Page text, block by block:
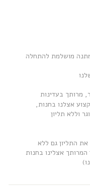
מתנה מושלמת להתחלה
סוגר, מרותך בעדינות
אצלנו בחנות,
וללא תליון
התליון גם ללא
אצלינו בחנות